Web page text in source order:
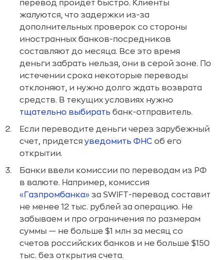
перевод пройдет быстро. Клиенты
жалуются, что задержки из-за
дополнительных проверок со стороны
иностранных банков-посредников
составляют до месяца. Все это время
деньги забрать нельзя, они в серой зоне. По
истечении срока некоторые переводы
отклоняют, и нужно долго ждать возврата
средств. В текущих условиях нужно
тщательно выбирать банк-отправитель.
Если переводите деньги через зарубежный
счет, придетсяуведомить ФНС об его
открытии.
Банки ввели комиссии по переводам из РФ
в валюте. Например, комиссия
«Газпромбанка» за SWIFT-перевод составит
не менее 12 тыс. рублей за операцию. Не
забываем и про ограничения по размерам
суммы — не больше $1 млн за месяц со
счетов российских банков и не больше $150
тыс. без открытия счета.